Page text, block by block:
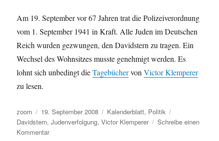
Am 19. September vor 67 Jahren trat die Polizeiverordnung
vom 1. September 1941 in Kraft. Alle Juden im Deutschen
Reich wurden gezwungen, den Davidstern zu tragen. Ein
Wechsel des Wohnsitzes musste genehmigt werden. Es
lohnt sich unbedingt dieTagebüchervonVictor Klemperer
zu lesen.
Autor
zoom
Veröffentlicht
am
19. September 2008 Kategorien
Kalenderblatt, Politik
Davidstern,Judenverfolgung,Victor Klemperer
Schreibe einen
Kommentarzu